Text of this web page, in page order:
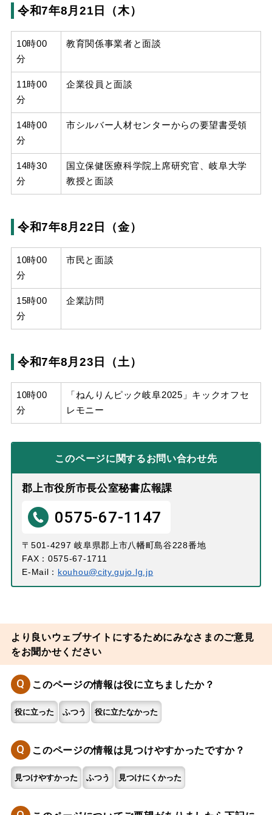
令和7年8月21日（木）
10時00
分
教育関係事業者と面談
11時00
分
企業役員と面談
14時00
分
市シルバー人材センターからの要望書受領
14時30
分
国立保健医療科学院上席研究官、岐阜大学
教授と面談
令和7年8月22日（金）
10時00
分
市民と面談
15時00
分
企業訪問
令和7年8月23日（土）
10時00
分
「ねんりんピック岐阜2025」キックオフセ
レモニー
このページに関するお問い合わせ先
郡上市役所市長公室秘書広報課
0575-67-1147
〒501-4297 岐阜県郡上市八幡町島谷228番地
FAX：0575-67-1711
E-Mail： kouhou@city.gujo.lg.jp
より良いウェブサイトにするためにみなさまのご意見
をお聞かせください
Q このページの情報は役に立ちましたか？
役に立った ふつう 役に立たなかった
Q このページの情報は見つけやすかったですか？
見つけやすかった ふつう 見つけにくかった